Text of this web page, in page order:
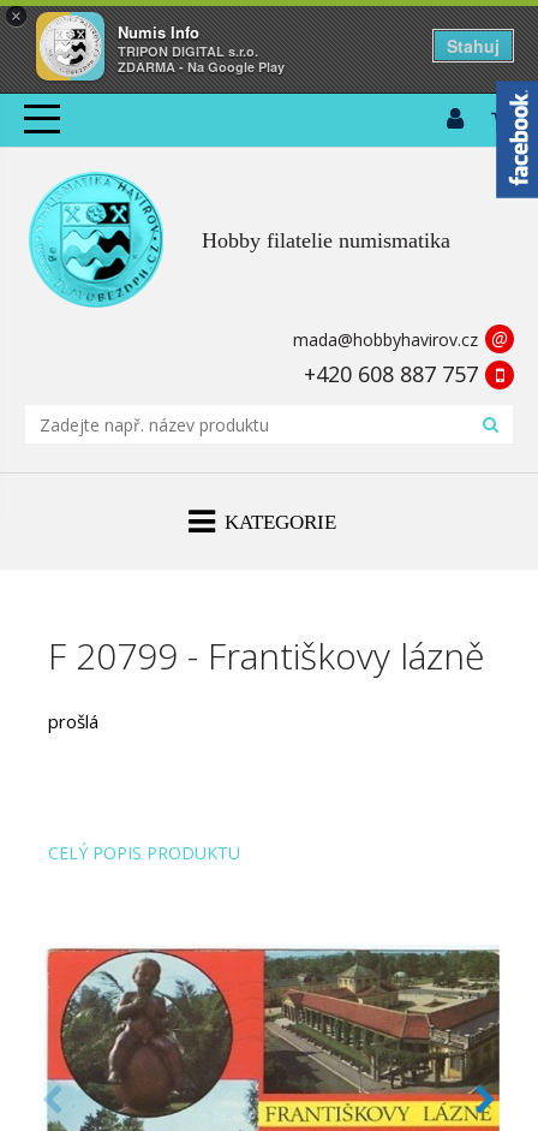
×
Numis Info
TRIPON DIGITAL s.r.o.
ZDARMA - Na Google Play
Stahuj
Hobby filatelie numismatika
mada@hobbyhavirov.cz @
+420 608 887 757
KATEGORIE
F 20799 - Františkovy lázně
prošlá
CELÝ POPIS PRODUKTU